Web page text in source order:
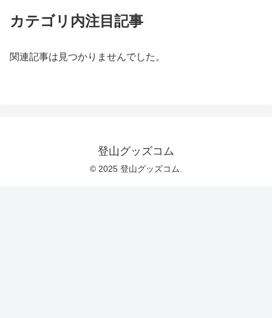
カテゴリ内注目記事
関連記事は見つかりませんでした。
登山グッズコム
© 2025 登山グッズコム.